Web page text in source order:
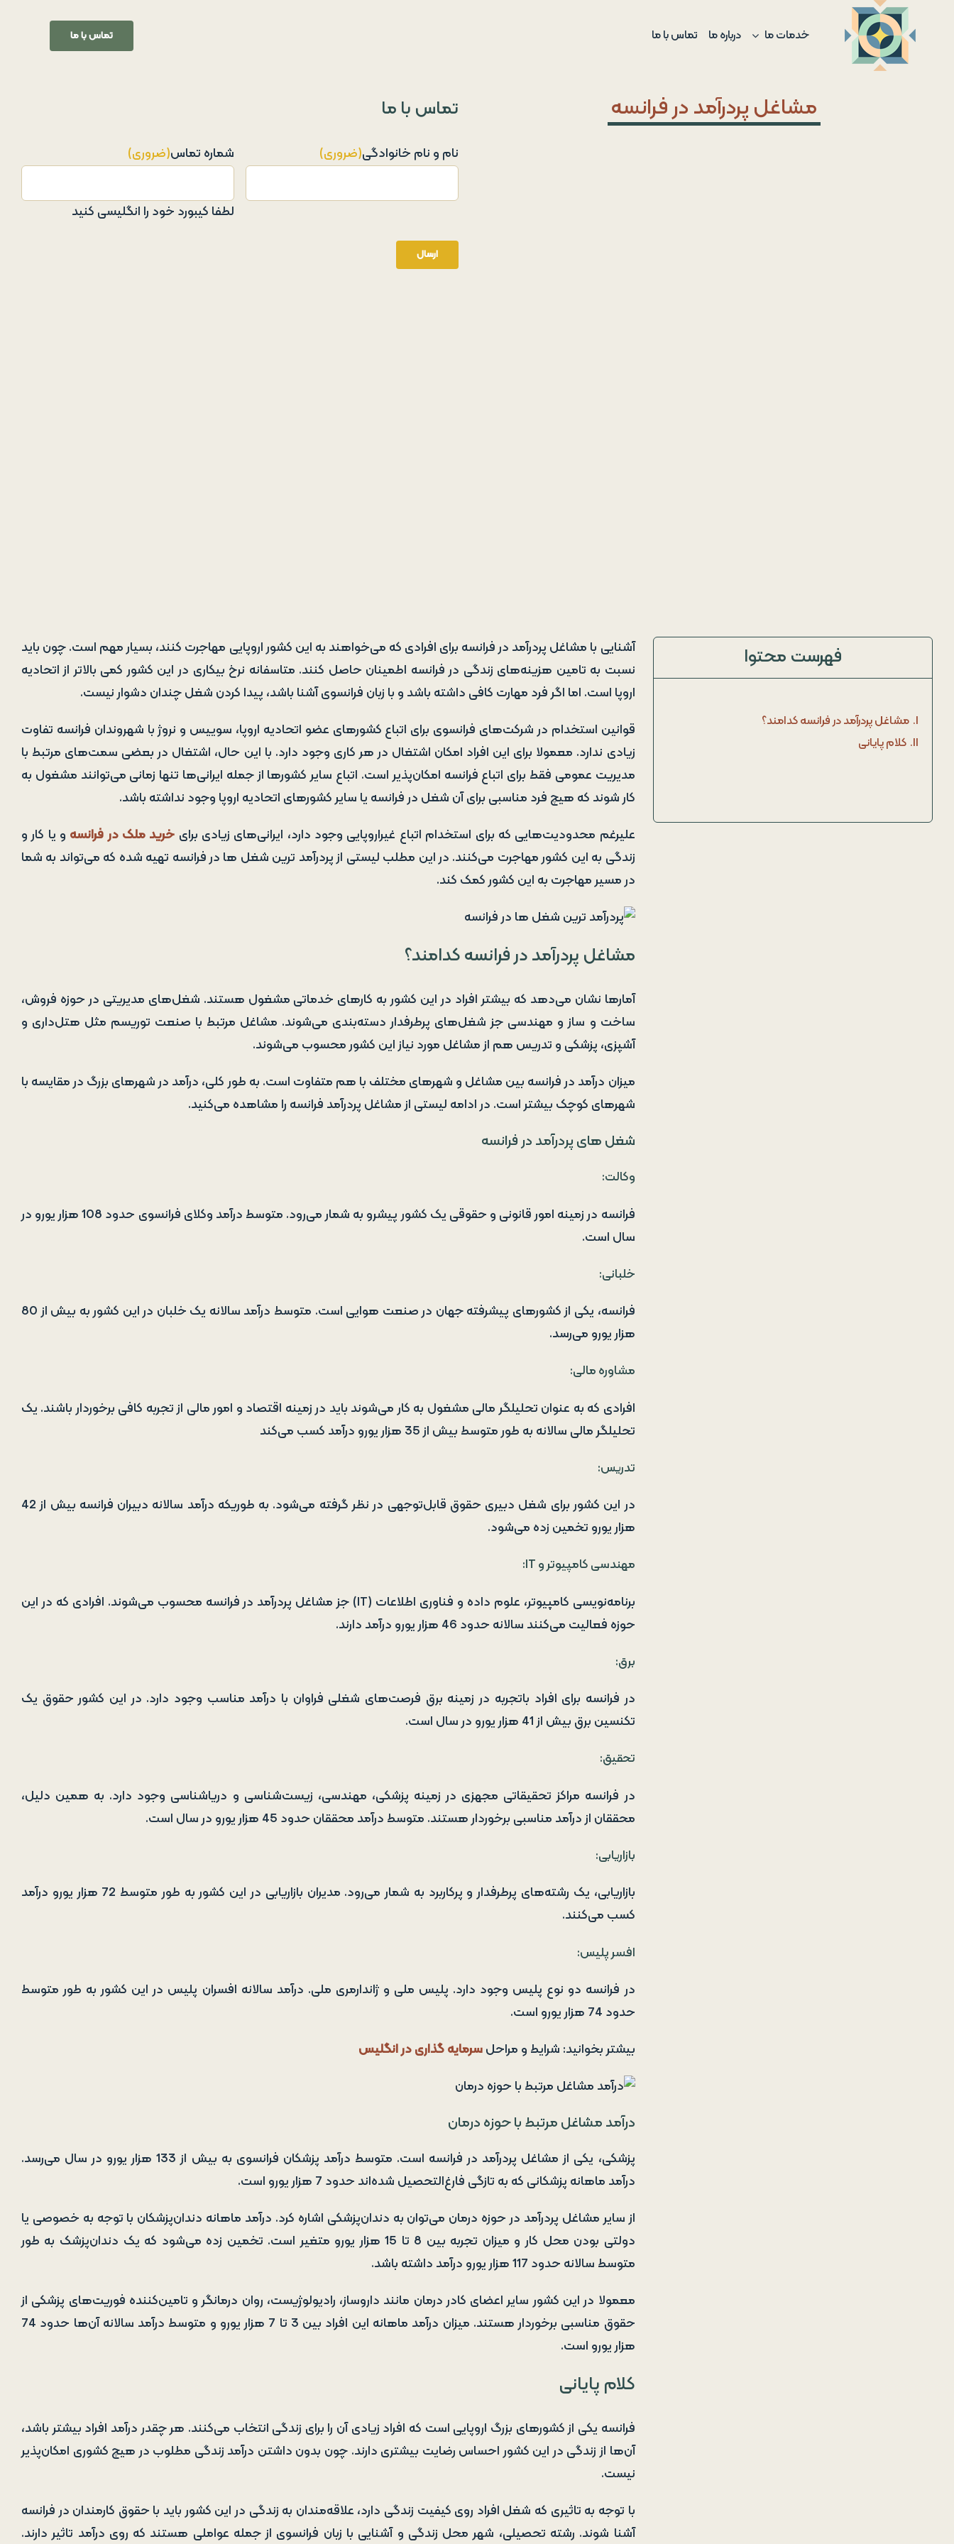
content
خدمات ما درباره ما تماس با ما تماس با ما
مشاغل پردرآمد در فرانسه تماس با ما
نام و نام خانوادگی(ضروری) شماره تماس(ضروری)
لطفا کیبورد خود را انگلیسی کنید
فهرست محتوا
I. مشاغل پردرآمد در فرانسه کدامند؟
II. کلام پایانی
آشنایی با مشاغل پردرآمد در فرانسه برای افرادی که می‌خواهند به این کشور اروپایی مهاجرت کنند، بسیار مهم است. چون باید
نسبت به تامین هزینه‌های زندگی در فرانسه اطمینان حاصل کنند. متاسفانه نرخ بیکاری در این کشور کمی بالاتر از اتحادیه
اروپا است. اما اگر فرد مهارت کافی داشته باشد و با زبان فرانسوی آشنا باشد، پیدا کردن شغل چندان دشوار نیست.
قوانین استخدام در شرکت‌های فرانسوی برای اتباع کشورهای عضو اتحادیه اروپا، سوییس و نروژ با شهروندان فرانسه تفاوت
زیادی ندارد. معمولا برای این افراد امکان اشتغال در هر کاری وجود دارد. با این حال، اشتغال در بعضی سمت‌های مرتبط با
مدیریت عمومی فقط برای اتباع فرانسه امکان‌پذیر است. اتباع سایر کشورها از جمله ایرانی‌ها تنها زمانی می‌توانند مشغول به
کار شوند که هیچ فرد مناسبی برای آن شغل در فرانسه یا سایر کشورهای اتحادیه اروپا وجود نداشته باشد.
علیرغم محدودیت‌هایی که برای استخدام اتباع غیراروپایی وجود دارد، ایرانی‌های زیادی برای خرید ملک در فرانسه و یا کار و
زندگی به این کشور مهاجرت می‌کنند. در این مطلب لیستی از پردرآمد ترین شغل ها در فرانسه تهیه شده که می‌تواند به شما
در مسیر مهاجرت به این کشور کمک کند.
مشاغل پردرآمد در فرانسه کدامند؟
آمارها نشان می‌دهد که بیشتر افراد در این کشور به کارهای خدماتی مشغول هستند. شغل‌های مدیریتی در حوزه فروش،
ساخت و ساز و مهندسی جز شغل‌های پرطرفدار دسته‌بندی می‌شوند. مشاغل مرتبط با صنعت توریسم مثل هتل‌داری و
آشپزی، پزشکی و تدریس هم از مشاغل مورد نیاز این کشور محسوب می‌شوند.
میزان درآمد در فرانسه بین مشاغل و شهرهای مختلف با هم متفاوت است. به طور کلی، درآمد در شهرهای بزرگ در مقایسه با
شهرهای کوچک بیشتر است. در ادامه لیستی از مشاغل پردرآمد فرانسه را مشاهده می‌کنید.
شغل‌ های پردرآمد در فرانسه
وکالت:
فرانسه در زمینه امور قانونی و حقوقی یک کشور پیشرو به شمار می‌رود. متوسط درآمد وکلای فرانسوی حدود 108 هزار یورو در
سال است.
خلبانی:
فرانسه، یکی از کشورهای پیشرفته جهان در صنعت هوایی است. متوسط درآمد سالانه یک خلبان در این کشور به بیش از 80
هزار یورو می‌رسد.
مشاوره مالی:
افرادی که به عنوان تحلیلگر مالی مشغول به کار می‌شوند باید در زمینه اقتصاد و امور مالی از تجربه کافی برخوردار باشند. یک
تحلیلگر مالی سالانه به طور متوسط بیش از 35 هزار یورو درآمد کسب می‌کند
تدریس:
در این کشور برای شغل دبیری حقوق قابل‌توجهی در نظر گرفته می‌شود. به طوریکه درآمد سالانه دبیران فرانسه بیش از 42
هزار یورو تخمین زده می‌شود.
مهندسی کامپیوتر و IT:
برنامه‌نویسی کامپیوتر، علوم داده و فناوری اطلاعات (IT) جز مشاغل پردرآمد در فرانسه محسوب می‌شوند. افرادی که در این
حوزه فعالیت می‌کنند سالانه حدود 46 هزار یورو درآمد دارند.
برق:
در فرانسه برای افراد باتجربه در زمینه برق فرصت‌های شغلی فراوان با درآمد مناسب وجود دارد. در این کشور حقوق یک
تکنسین برق بیش از 41 هزار یورو در سال است.
تحقیق:
در فرانسه مراکز تحقیقاتی مجهزی در زمینه پزشکی، مهندسی، زیست‌شناسی و دریاشناسی وجود دارد. به همین دلیل،
محققان از درآمد مناسبی برخوردار هستند. متوسط درآمد محققان حدود 45 هزار یورو در سال است.
بازاریابی:
بازاریابی، یک رشته‌های پرطرفدار و پرکاربرد به شمار می‌رود. مدیران بازاریابی در این کشور به طور متوسط 72 هزار یورو درآمد
کسب می‌کنند.
افسر پلیس:
در فرانسه دو نوع پلیس وجود دارد. پلیس ملی و ژاندارمری ملی. درآمد سالانه افسران پلیس در این کشور به طور متوسط
حدود 74 هزار یورو است.
بیشتر بخوانید: شرایط و مراحلسرمایه گذاری در انگلیس
درآمد مشاغل مرتبط با حوزه درمان
پزشکی، یکی از مشاغل پردرآمد در فرانسه است. متوسط درآمد پزشکان فرانسوی به بیش از 133 هزار یورو در سال می‌رسد.
درآمد ماهانه پزشکانی که به تازگی فارغ‌التحصیل شده‌اند حدود 7 هزار یورو است.
از سایر مشاغل پردرآمد در حوزه درمان می‌توان به دندان‌پزشکی اشاره کرد. درآمد ماهانه دندان‌پزشکان با توجه به خصوصی یا
دولتی بودن محل کار و میزان تجربه بین 8 تا 15 هزار یورو متغیر است. تخمین زده می‌شود که یک دندان‌پزشک به طور
متوسط سالانه حدود 117 هزار یورو درآمد داشته باشد.
معمولا در این کشور سایر اعضای کادر درمان مانند داروساز، رادیولوژیست، روان درمانگر و تامین‌کننده فوریت‌های پزشکی از
حقوق مناسبی برخوردار هستند. میزان درآمد ماهانه این افراد بین 3 تا 7 هزار یورو و متوسط درآمد سالانه آن‌ها حدود 74
هزار یورو است.
کلام پایانی
فرانسه یکی از کشورهای بزرگ اروپایی است که افراد زیادی آن را برای زندگی انتخاب می‌کنند. هر چقدر درآمد افراد بیشتر باشد،
آن‌ها از زندگی در این کشور احساس رضایت بیشتری دارند. چون بدون داشتن درآمد زندگی مطلوب در هیچ کشوری امکان‌پذیر
نیست.
با توجه به تاثیری که شغل افراد روی کیفیت زندگی دارد، علاقه‌مندان به زندگی در این کشور باید با حقوق کارمندان در فرانسه
آشنا شوند. رشته تحصیلی، شهر محل زندگی و آشنایی با زبان فرانسوی از جمله عواملی هستند که روی درآمد تاثیر دارند.